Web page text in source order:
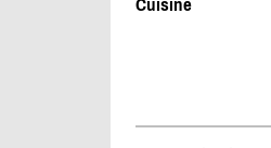
Cuisine